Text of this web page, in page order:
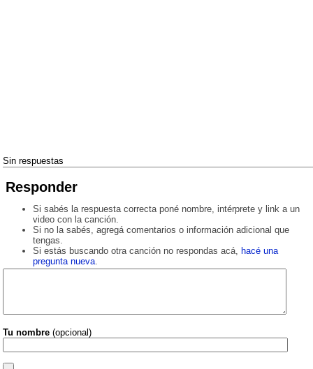
Sin respuestas
Responder
Si sabés la respuesta correcta poné nombre, intérprete y link a un
video con la canción.
Si no la sabés, agregá comentarios o información adicional que
tengas.
Si estás buscando otra canción no respondas acá, hacé una
pregunta nueva.
Tu nombre (opcional)